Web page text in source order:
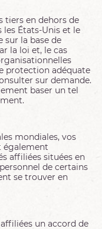
tiers en dehors de
les États-Unis et le
sur la base de
la loi et, le cas
protection adéquate
sur demande.
baser un tel
mondiales, vos
également
affiliées situées en
de certains
se trouver en
un accord de